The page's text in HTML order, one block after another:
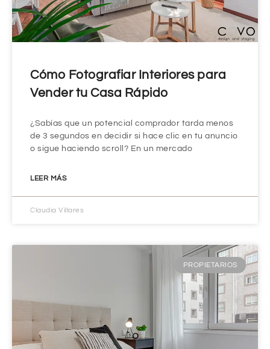
Cómo Fotografiar Interiores para
Vender tu Casa Rápido
¿Sabías que un potencial comprador tarda menos
de 3 segundos en decidir si hace clic en tu anuncio
o sigue haciendo scroll? En un mercado
LEER MÁS
Claudia Villares
PROPIETARIOS